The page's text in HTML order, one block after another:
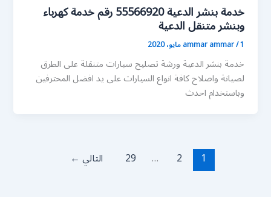
خدمة بنشر الدعية 55566920 رقم خدمة كهرباء
وبنشر متنقل الدعية
ammar ammar/1 مايو، 2020
خدمة بنشر الدعية ورشة تصليح سيارات متنقلة على الطرق
لصيانة واصلاح كافة انواع السيارات على يد افضل المحترفين
وباستخدام احدث
1
2
…
29 التالي ←